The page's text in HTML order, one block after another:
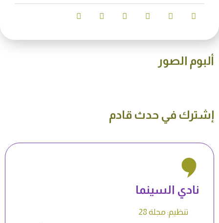
ألبوم الصور
إشترك في حدث قادم
نادي السينما
تنظيم: مجلة 28